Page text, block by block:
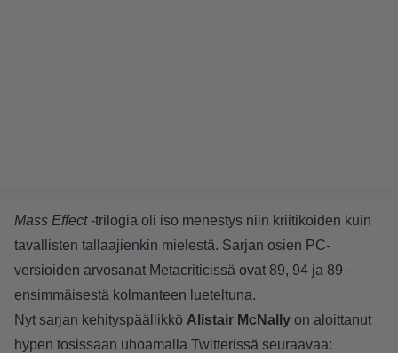
Mass Effect-trilogia oli iso menestys niin kriitikoiden kuin
tavallisten tallaajienkin mielestä. Sarjan osien PC-
versioiden arvosanat Metacriticissä ovat 89, 94 ja 89 –
ensimmäisestä kolmanteen lueteltuna.
Nyt sarjan kehityspäällikkö Alistair McNally on aloittanut
hypen tosissaan uhoamalla Twitterissä seuraavaa: